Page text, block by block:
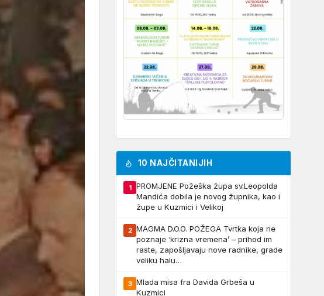
10 NAJČITANIJIH
1
PROMJENE Požeška župa sv.Leopolda
Mandića dobila je novog župnika, kao i
župe u Kuzmici i Velikoj
2 MAGMA D.O.O. POŽEGA Tvrtka koja ne
poznaje ‘krizna vremena’ – prihod im
raste, zapošljavaju nove radnike, grade
veliku halu…
3 Mlada misa fra Davida Grbeša u
Kuzmici